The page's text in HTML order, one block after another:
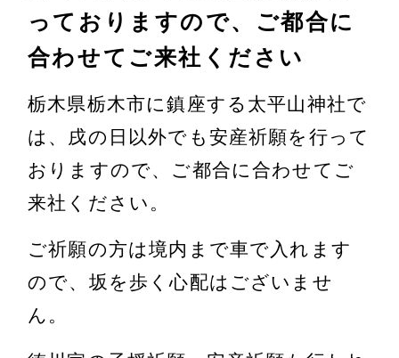
っておりますので、ご都合に
合わせてご来社ください
栃木県栃木市に鎮座する太平山神社で
は、戌の日以外でも安産祈願を行って
おりますので、ご都合に合わせてご
来社ください。
ご祈願の方は境内まで車で入れます
ので、坂を歩く心配はございませ
ん。